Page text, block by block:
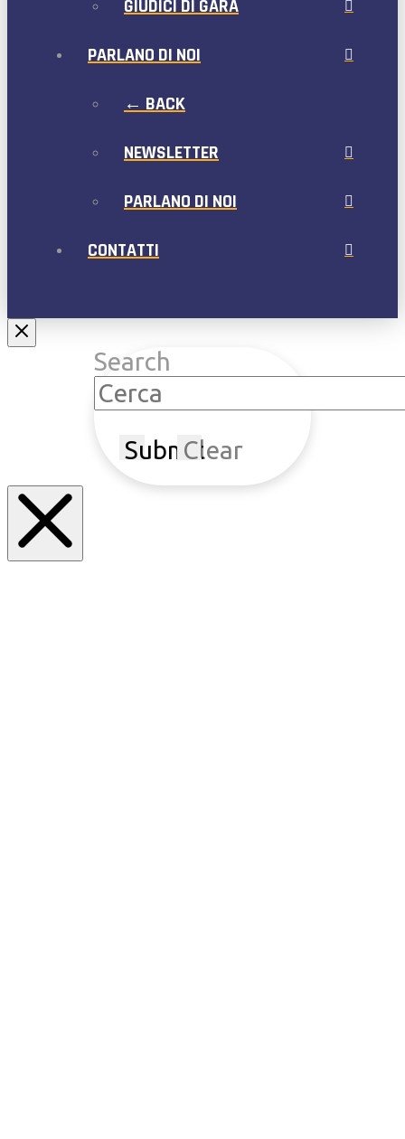
GIUDICI DI GARA
PARLANO DI NOI
← BACK
NEWSLETTER
PARLANO DI NOI
CONTATTI
Search
SubmitClear